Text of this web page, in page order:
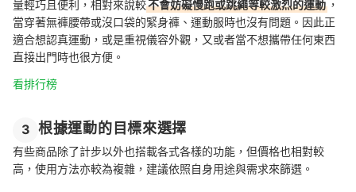
量輕巧且便利， 相對來說較不會妨礙慢跑或跳繩等較激烈的運動 ，
當穿著無褲腰帶或沒口袋的緊身褲、運動服時也沒有問題。因此正
適合想認真運動，或是重視儀容外觀，又或者當不想攜帶任何東西
直接出門時也很方便。
看排行榜
3 根據運動的目標來選擇
有些商品除了計步以外也搭載各式各樣的功能，但價格也相對較
高，使用方法亦較為複雜，建議依照自身用途與需求來篩選。